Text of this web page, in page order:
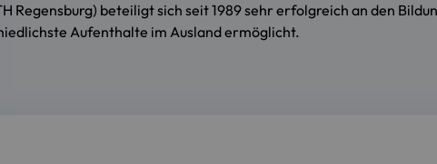
Regensburg) beteiligt sich seit 1989 sehr erfolgreich an den
Aufenthalte im Ausland ermöglicht.